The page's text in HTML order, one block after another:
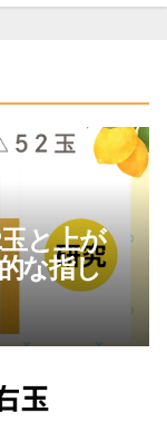
と上が
な指し